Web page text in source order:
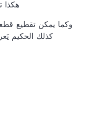
هكذا
وكما يمكن تقطيع
كذلك الحكيم